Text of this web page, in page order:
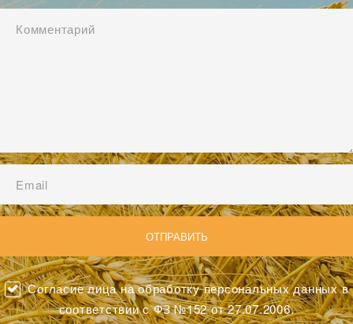
Согласие лица на обработку персональных данных в
соответствии с ФЗ №152 от 27.07.2006.